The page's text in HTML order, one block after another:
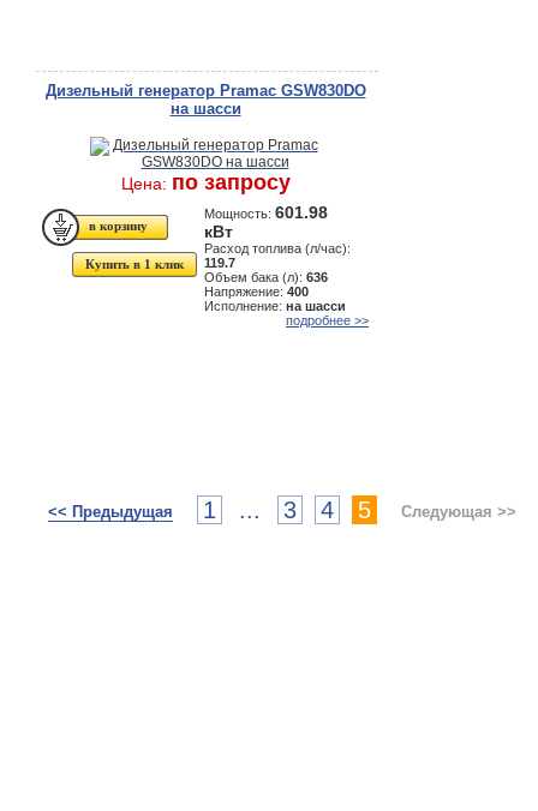
Дизельный генератор Pramac GSW830DO
на шасси
Цена: по запросу
Купить в 1 клик
Мощность: 601.98
кВт
Расход топлива (л/час):
119.7
Объем бака (л): 636
Напряжение: 400
Исполнение: на шасси
подробнее >>
<< Предыдущая 1 ... 3 4 5 Следующая >>